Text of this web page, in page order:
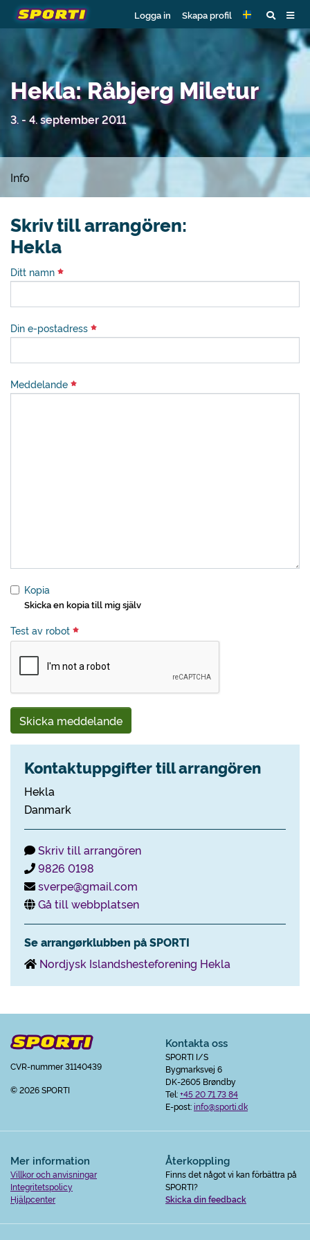
Logga in Skapa profil
Hekla: Råbjerg Miletur
3. - 4. september 2011
Info
Skriv till arrangören:
Hekla
Ditt namn
Din e-postadress
Meddelande
Kopia
Skicka en kopia till mig själv
Test av robot
Skicka meddelande
Kontaktuppgifter till arrangören
Hekla
Danmark
Skriv till arrangören
9826 0198
sverpe@gmail.com
Gå till webbplatsen
Se arrangørklubben på SPORTI
Nordjysk Islandshesteforening Hekla
CVR-nummer 31140439
© 2026 SPORTI
Kontakta oss
SPORTI I/S
Bygmarksvej 6
DK-2605 Brøndby
Tel:+45 20 71 73 84
E-post:info@sporti.dk
Mer information
Villkor och anvisningar
Integritetspolicy
Hjälpcenter
Återkoppling
Finns det något vi kan förbättra på
SPORTI?
Skicka din feedback